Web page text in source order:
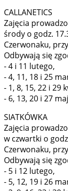
CALLANETICS
Zajęcia
środy o godz.
Czerwonaku,
Odbywają się
- 4 i 11 lutego,
- 4, 11, 18 i 25
- 1, 8, 15, 22 i 29
- 6, 13, 20 i 27
SIATKÓWKA
Zajęcia
w czwartki o
Czerwonaku,
Odbywają się
- 5 i 12 lutego,
- 5, 12, 19 i 26